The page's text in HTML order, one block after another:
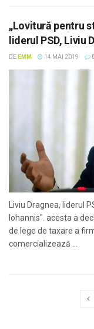
„Lovitură pentru
liderul PSD, Liviu
DE EMM 14 MAI 2019 0
Liviu Dragnea, liderul
Iohannis". acesta a
de lege de taxare a
comercializează ...